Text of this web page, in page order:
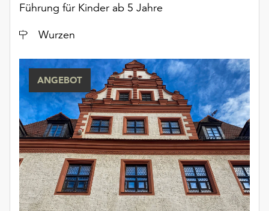
Führung für Kinder ab 5 Jahre
Ort
Wurzen
ANGEBOT